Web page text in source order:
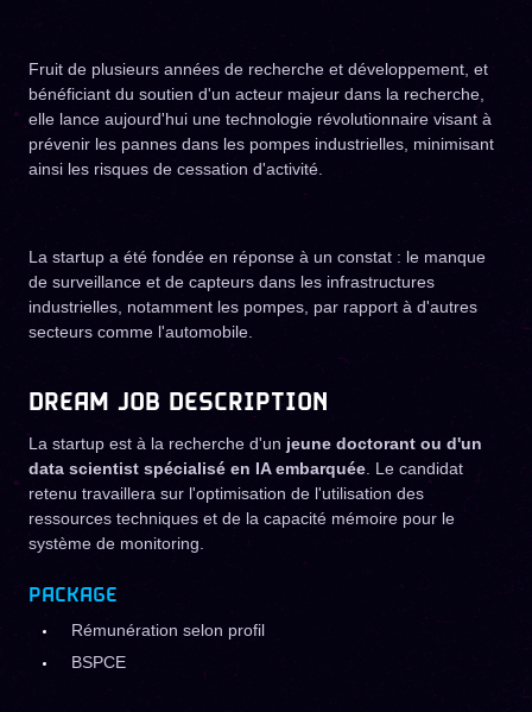
Fruit de plusieurs années de recherche et développement, et
bénéficiant du soutien d'un acteur majeur dans la recherche,
elle lance aujourd'hui une technologie révolutionnaire visant à
prévenir les pannes dans les pompes industrielles, minimisant
ainsi les risques de cessation d'activité.
La startup a été fondée en réponse à un constat : le manque
de surveillance et de capteurs dans les infrastructures
industrielles, notamment les pompes, par rapport à d'autres
secteurs comme l'automobile.
DREAM JOB DESCRIPTION
La startup est à la recherche d'un jeune doctorant ou d'un
data scientist spécialisé en IA embarquée . Le candidat
retenu travaillera sur l'optimisation de l'utilisation des
ressources techniques et de la capacité mémoire pour le
système de monitoring.
PACKAGE
Rémunération selon profil
BSPCE